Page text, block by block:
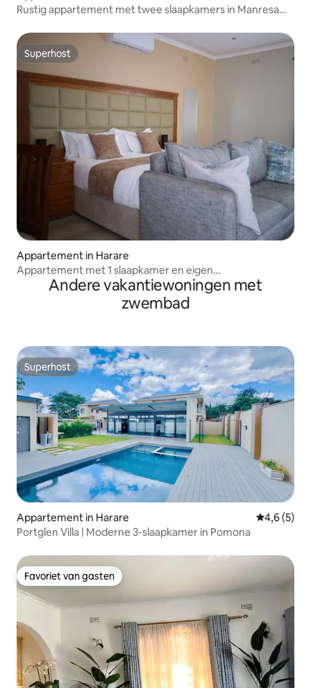
Rustig appartement met twee slaapkamers in Manresa
Superhost
Superhost
Appartement in Harare
Appartement met 1 slaapkamer en eigen
kookgelegenheid
Andere vakantiewoningen met
zwembad
Superhost
Superhost
Appartement in Harare
4,6 (5)
Portglen Villa | Moderne 3-slaapkamer in Pomona
Favoriet van gasten
Favoriet van gasten